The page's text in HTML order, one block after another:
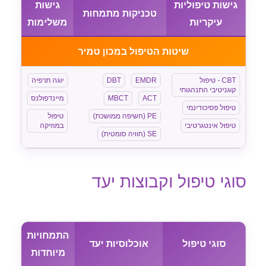
גישות טיפוליות
עיקריות
טכניקות מתמחות
גישות
משלימות
שיטות הטיפול במכון טמיר
CBT - טיפול
קוגניטיבי התנהגותי
טיפול פסיכודינמי
טיפול אינטגרטיבי
EMDR
DBT
ACT
MBCT
PE (חשיפה ממושכת)
SE (חוויה סומטית)
יוגה תרפיה
מיינדפולנס
טיפול
במוזיקה
סוגי טיפול וקבוצות יעד
סוגי טיפול אוכלוסיות יעד
התמחויות
מיוחדות